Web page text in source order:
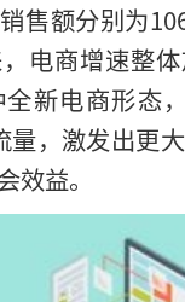
售额分别为
电商增速整
全新电商形态
，激发出更
效益。